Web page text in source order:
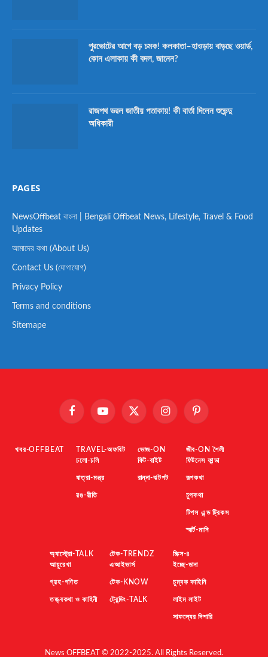
পুরভোটের আগে বড় চমক! কলকাতা–হাওড়ায় বাড়ছে ওয়ার্ড,
কোন এলাকায় কী বদল, জানেন?
রাজপথ ভরল জাতীয় পতাকায়! কী বার্তা দিলেন শুভেন্দু
অধিকারী
PAGES
NewsOffbeat বাংলা | Bengali Offbeat News, Lifestyle, Travel & Food
Updates
আমাদের কথা (About Us)
Contact Us (যোগাযোগ)
Privacy Policy
Terms and conditions
Sitemape
FacebookYouTube X
InstagramPinterest
খবর-OFFBEAT
TRAVEL-অফবিট
চলো-চলি
যাত্রা-মন্ত্র
রঙ-রীতি
ভোজ-ON
ফিট-বাইট
রান্না-ঝটপট
জীব-ON শৈলী
ফিটনেস ফান্ডা
রূপকথা
চুপকথা
টিপস এন্ড ট্রিকস
স্মার্ট-মানি
অ্যাস্ট্রো-TALK
আয়ুরেখা
গ্রহ-গণিত
তত্ত্বকথা ও কাহিনী
টেক-TRENDZ
এআইভার্স
টেক-KNOW
ট্রেন্ডিং-TALK
মিক্স-৪
ইচ্ছে-ডানা
চুম্বক কাহিনি
লাইম লাইট
সাফল্যের দিশারি
News OFFBEAT © 2022-2025. All Rights Reserved.